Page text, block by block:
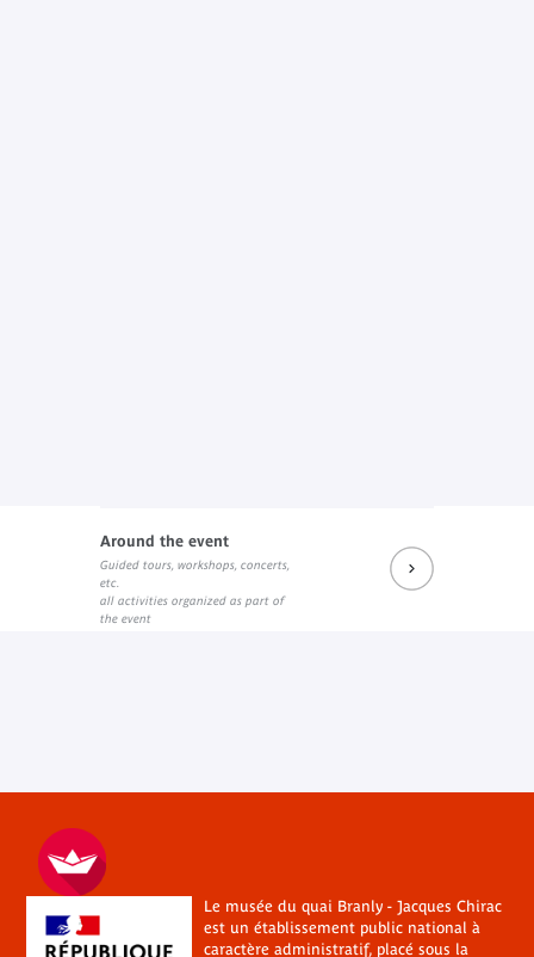
Around the event
Guided tours, workshops, concerts,
etc.
all activities organized as part of
the event
Le musée du quai Branly - Jacques Chirac
est un établissement public national à
caractère administratif, placé sous la